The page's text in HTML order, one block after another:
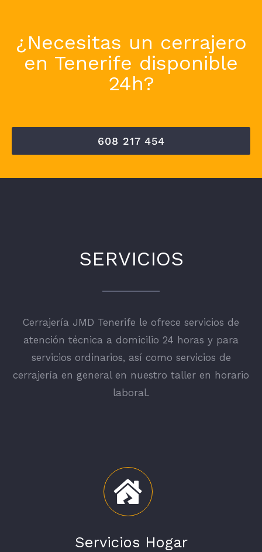
¿Necesitas un cerrajero
en Tenerife disponible
24h?
608 217 454
SERVICIOS
Cerrajería JMD Tenerife le ofrece servicios de
atención técnica a domicilio 24 horas y para
servicios ordinarios, así como servicios de
cerrajería en general en nuestro taller en horario
laboral.
Servicios Hogar